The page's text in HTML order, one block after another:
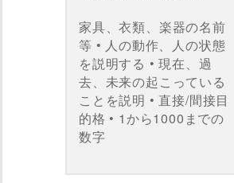
家具、衣類、楽器の名前
等 • 人の動作、人の状態
を説明する • 現在、過
去、未来の起こっている
ことを説明 • 直接/間接目
的格 • 1から1000までの
数字